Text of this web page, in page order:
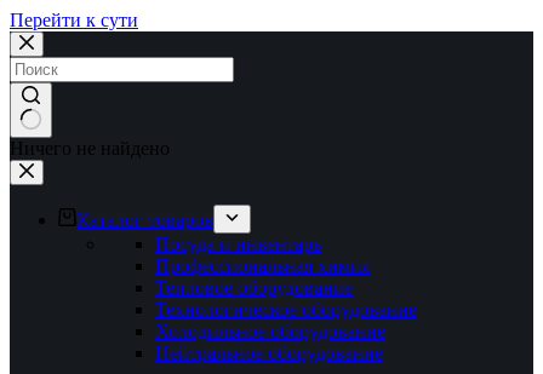
Перейти к сути
Ничего не найдено
Каталог товаров
Посуда и инвентарь
Профессиональная химия
Тепловое оборудование
Технологическое оборудование
Холодильное оборудование
Нейтральное оборудование